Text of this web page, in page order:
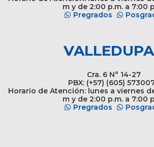
m y de 2:00 p.m. a 7:00
Pregrados
Cra. 6 N° 14-27
PBX: (+57) (605)
Horario de Atención: lunes a viernes
m y de 2:00 p.m. a 7:00
Pregrados